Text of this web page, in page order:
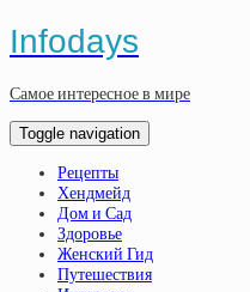
Infodays
Самое интересное в мире
Toggle navigation
Рецепты
Хендмейд
Дом и Сад
Здоровье
Женский Гид
Путешествия